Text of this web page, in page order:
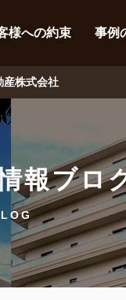
様への約束 事例
産株式会社
報ブロ